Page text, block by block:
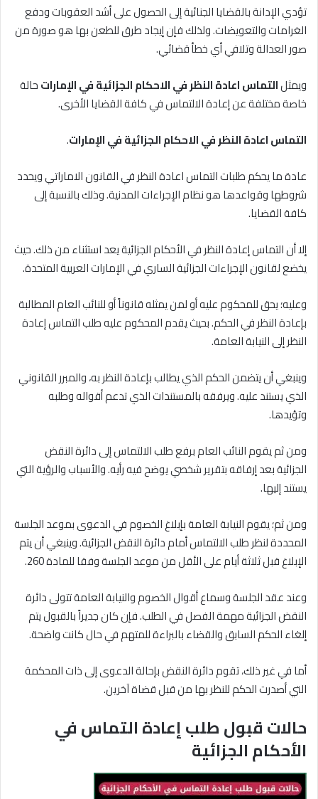
تؤدي الإدانة بالقضايا الجنائية إلى الحصول على أشد العقوبات ودفع
الغرامات والتعويضات. ولذلك فإن إيجاد طرق للطعن بها هو صورة من
صور العدالة وتلافي أي خطأ قضائي.
ويمثلالتماساعادةالنظرفيالاحكامالجزائيةفيالإماراتحالة
خاصة مختلفة عن إعادة الالتماس في كافة القضايا الأخرى.
التماس اعادة النظر في الاحكام الجزائية في الإمارات.
عادة ما يحكم طلبات التماس اعادة النظر في القانون الاماراتي ويحدد
شروطها وقواعدها هو نظام الإجراءات المدنية. وذلك بالنسبة إلى
كافة القضايا.
إلا أن التماس إعادة النظر في الأحكام الجزائية يعد استثناء من ذلك. حيث
يخضع لقانون الإجراءات الجزائية الساري في الإمارات العربية المتحدة.
وعليه؛ يحق للمحكوم عليه أو لمن يمثله قانوناً أو للنائب العام المطالبة
بإعادة النظر في الحكم. بحيث يقدم المحكوم عليه طلب التماس إعادة
النظر إلى النيابة العامة.
وينبغي أن يتضمن الحكم الذي يطالب بإعادة النظر به، والمبرر القانوني
الذي يستند عليه. ويرفقه بالمستندات الذي تدعم أقواله وطلبه
وتؤيدها.
ومن ثم يقوم النائب العام برفع طلب الالتماس إلى دائرة النقض
الجزائية بعد إرفاقه بتقرير شخصي يوضح فيه رأيه. والأسباب والرؤية التي
يستند إليها.
ومن ثم؛ يقوم النيابة العامة بإبلاغ الخصوم في الدعوى بموعد الجلسة
المحددة لنظر طلب الالتماس أمام دائرة النقض الجزائية. وينبغي أن يتم
الإبلاغ قبل ثلاثة أيام على الأقل من موعد الجلسة وفقا للمادة 260.
وعند عقد الجلسة وسماع أقوال الخصوم والنيابة العامة تتولى دائرة
النقض الجزائية مهمة الفصل في الطلب. فإن كان جديراً بالقبول يتم
إلغاء الحكم السابق والقضاء بالبراءة للمتهم في حال كانت واضحة.
أما في غير ذلك، تقوم دائرة النقض بإحالة الدعوى إلى ذات المحكمة
التي أصدرت الحكم للنظر بها من قبل قضاة آخرين.
حالات قبول طلب إعادة التماس في
الأحكام الجزائية